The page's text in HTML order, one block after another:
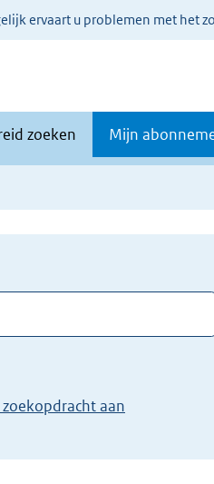
ervaart u problemen met het
zoeken Mijn
zoekopdracht aan